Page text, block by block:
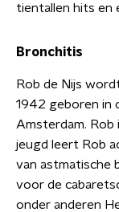
tientallen hits en
Bronchitis
Rob de Nijs
1942 geboren in
Amsterdam. Rob
jeugd leert Rob
van astmatische
voor de
onder anderen